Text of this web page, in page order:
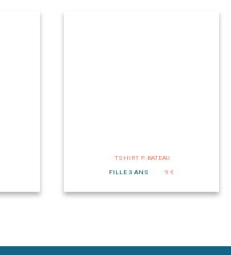
TSHIRT P. BATEAU
FILLE 3 ANS
9 €